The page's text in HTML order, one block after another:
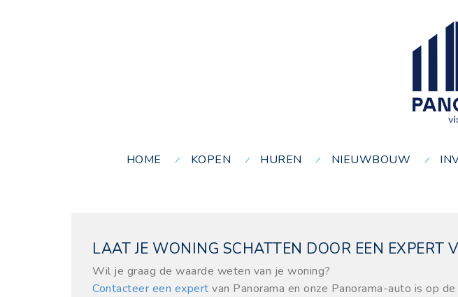
HOME KOPEN HUREN NIEUWBOUW
LAAT JE WONING SCHATTEN DOOR EEN EXPERT
Wil je graag de waarde weten van je woning?
Contacteer een expert van Panorama en onze Panorama-auto is op